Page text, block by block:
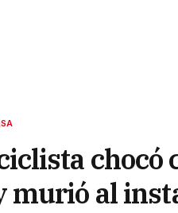
chocó
murió al